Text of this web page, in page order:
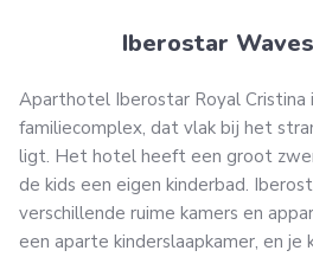
Iberostar
Aparthotel Iberostar Royal Cristina
familiecomplex, dat vlak bij het
ligt. Het hotel heeft een groot
de kids een eigen kinderbad.
verschillende ruime kamers en
een aparte kinderslaapkamer, en